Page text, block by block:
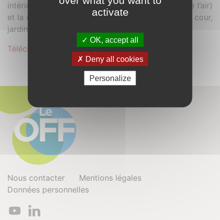
intérieur (lumière naturelle, acoustique, qualité de l’air)
et la qualité des espaces extérieurs (patio, préau, cour,
jardin potagers).
Télécharger le dossier complet au format .PDF
Nous contacter
Mentions légales
Données personnelles
activate
OK, accept all
Deny all cookies
Personalize